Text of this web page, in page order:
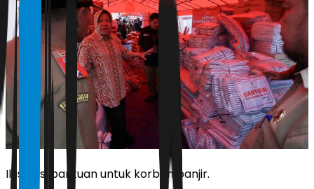
Ilustrasi bantuan untuk korban banjir.